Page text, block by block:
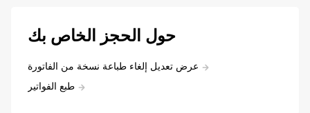
حول الحجز الخاص بك
عرض تعديل إلغاء طباعة نسخة من الفاتورة
طبع الفواتير